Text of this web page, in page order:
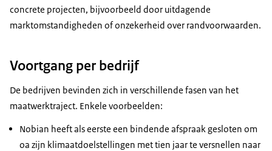
concrete projecten, bijvoorbeeld door uitdagende
marktomstandigheden of onzekerheid over randvoorwaarden.
Voortgang per bedrijf
De bedrijven bevinden zich in verschillende fasen van het
maatwerktraject. Enkele voorbeelden:
Nobian heeft als eerste een bindende afspraak gesloten om
oa zijn klimaatdoelstellingen met tien jaar te versnellen naar